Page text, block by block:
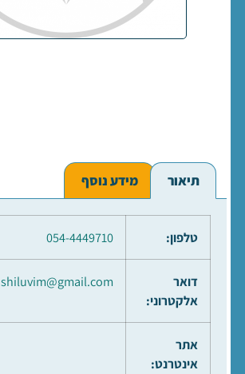
תיאור מידע נוסף
טלפון: 054-4449710
דואר
אלקטרוני:
shiluvim@gmail.com
אתר
אינטרנט: